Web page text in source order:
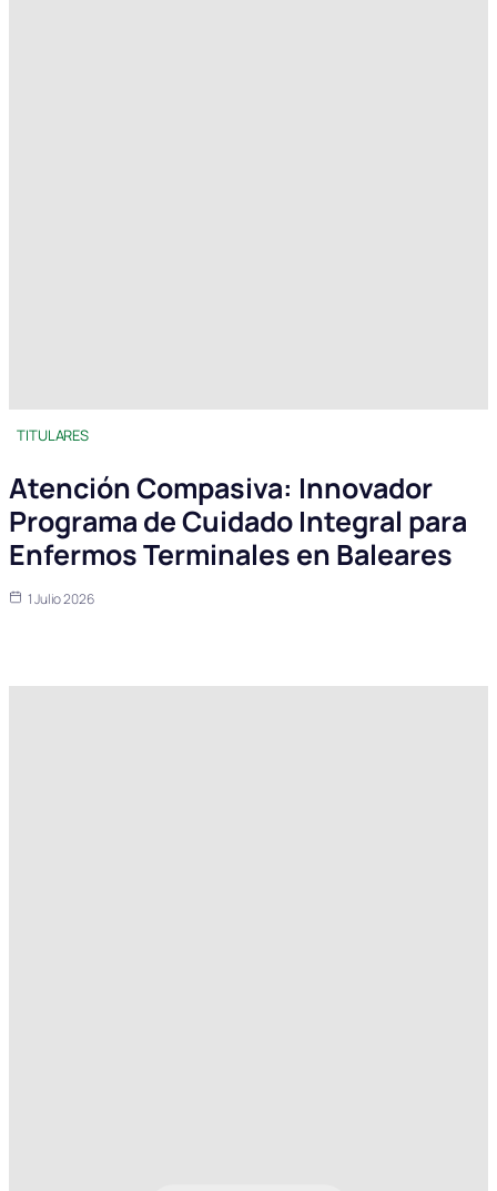
TITULARES
Atención Compasiva: Innovador
Programa de Cuidado Integral para
Enfermos Terminales en Baleares
1 Julio 2026